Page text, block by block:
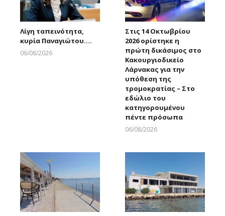
Λίγη ταπεινότητα,
κυρία Παναγιώτου….
06/08/2026
Στις 14 Οκτωβρίου
2026 ορίστηκε η
πρώτη δικάσιμος στο
Κακουργιοδικείο
Λάρνακας για την
υπόθεση της
τρομοκρατίας – Στο
εδώλιο του
κατηγορουμένου
πέντε πρόσωπα
06/08/2026